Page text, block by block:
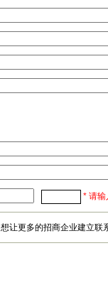
* 请输
想让更多的招商企业建立联